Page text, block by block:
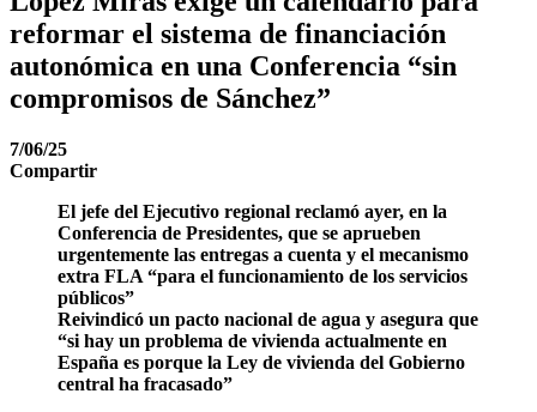
reformar el sistema de financiación
autonómica en una Conferencia “sin
compromisos de Sánchez”
7/06/25
Compartir
El jefe del Ejecutivo regional reclamó ayer, en la
Conferencia de Presidentes, que se aprueben
urgentemente las entregas a cuenta y el mecanismo
extra FLA “para el funcionamiento de los servicios
públicos”
Reivindicó un pacto nacional de agua y asegura que
“si hay un problema de vivienda actualmente en
España es porque la Ley de vivienda del Gobierno
central ha fracasado”